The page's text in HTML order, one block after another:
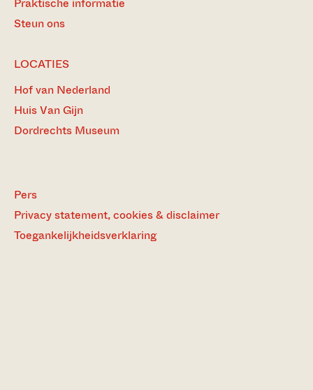
Praktische informatie
Steun ons
LOCATIES
Hof van Nederland
Huis Van Gijn
Dordrechts Museum
Pers
Privacy statement, cookies & disclaimer
Toegankelijkheidsverklaring